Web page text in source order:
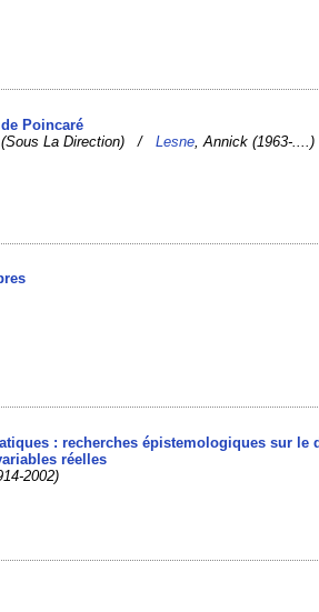
Poincaré
(Sous La Direction) /Lesne, Annick (1963-
: recherches épistemologiques sur le
réelles
2002)